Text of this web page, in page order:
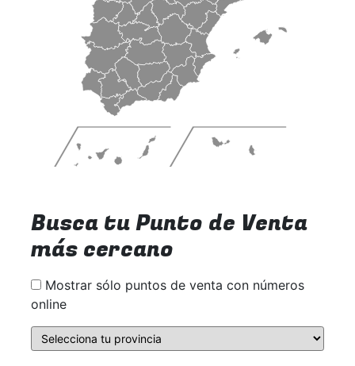
Busca tu Punto de Venta
más cercano
Mostrar sólo puntos de venta con números
online